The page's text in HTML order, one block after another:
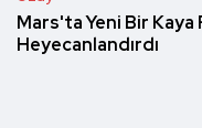
Mars'ta Yeni Bir Kaya
Heyecanlandırdı